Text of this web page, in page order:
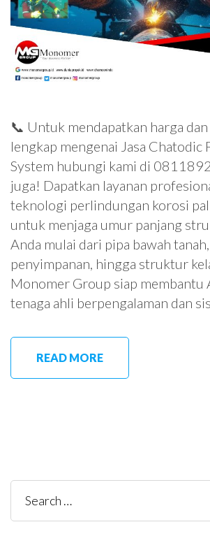
📞 Untuk mendapatkan harga
lengkap mengenai Jasa Chatodic
System hubungi kami di
juga! Dapatkan layanan
teknologi perlindungan korosi
untuk menjaga umur panjang
Anda mulai dari pipa bawah
penyimpanan, hingga struktur
Monomer Group siap membantu
tenaga ahli berpengalaman dan
READ MORE
Search
for: